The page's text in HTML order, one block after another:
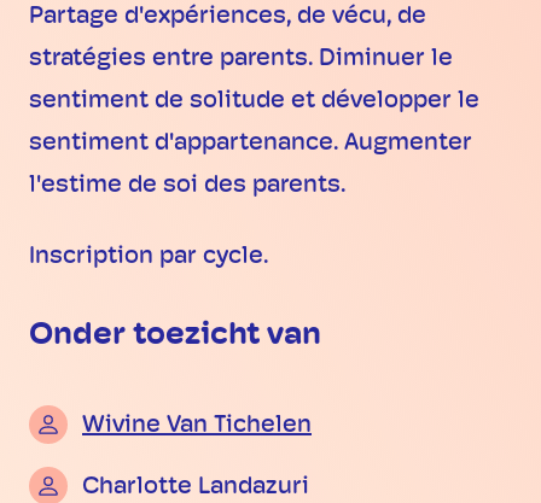
Partage d'expériences, de vécu, de
stratégies entre parents. Diminuer le
sentiment de solitude et développer le
sentiment d'appartenance. Augmenter
l'estime de soi des parents.
Inscription par cycle.
Onder toezicht van
Wivine Van Tichelen
Charlotte Landazuri